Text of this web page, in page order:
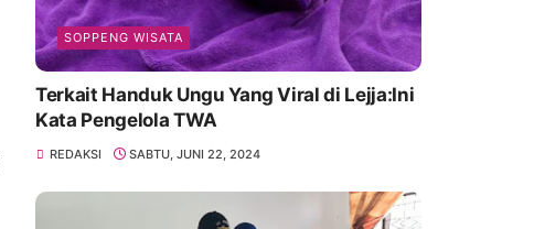
SOPPENG WISATA
Terkait Handuk Ungu Yang Viral di Lejja:Ini
Kata Pengelola TWA
REDAKSI SABTU, JUNI 22, 2024